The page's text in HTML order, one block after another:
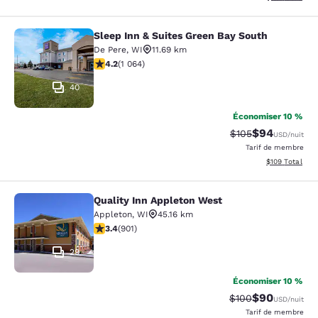
Sleep Inn & Suites Green Bay South
40
Sleep Inn & Suites Green Bay South
De Pere, WI
11.69 km
4.2 étoiles. Excellent. 1064 commentaires
4.2(1 064)
Économiser 10 %
Tarif barré :
$105Tarif réduit :
$94USD/nuit
Tarif de membre
Afficher les
$109 Total
Quality Inn Appleton West
29
Quality Inn Appleton West
Appleton, WI
45.16 km
3.41 étoiles. Bien. 901 commentaires
3.4(901)
Économiser 10 %
Tarif barré :
$100Tarif réduit :
$90USD/nuit
Tarif de membre